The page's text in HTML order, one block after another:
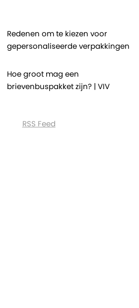
Redenen om te kiezen voor
gepersonaliseerde verpakkingen
Hoe groot mag een
brievenbuspakket zijn? | VIV
RSS Feed